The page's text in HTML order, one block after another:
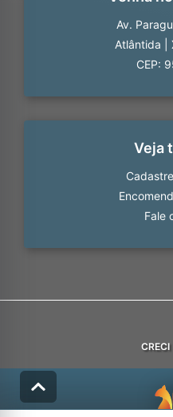
Av.
Atlântida
CEP:
Veja
Fale
CRECI